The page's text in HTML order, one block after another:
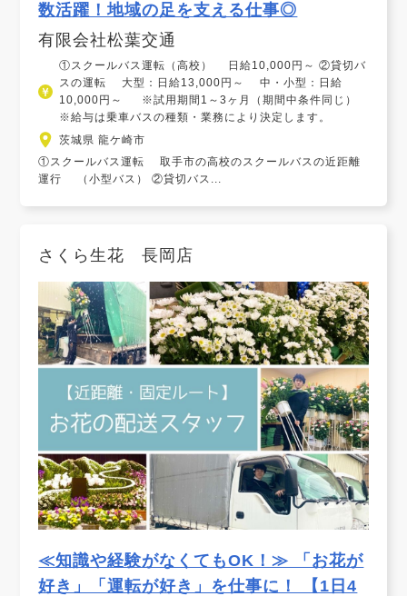
数活躍！地域の足を支える仕事◎
有限会社松葉交通
①スクールバス運転（高校） 日給10,000円～ ②貸切バ
スの運転 大型：日給13,000円～ 中・小型：日給
10,000円～ ※試用期間1～3ヶ月（期間中条件同じ）
※給与は乗車バスの種類・業務により決定します。
茨城県 龍ケ崎市
①スクールバス運転 取手市の高校のスクールバスの近距離
運行 （小型バス） ②貸切バス...
さくら生花 長岡店
≪知識や経験がなくてもOK！≫ 「お花が
好き」「運転が好き」を仕事に！ 【1日4